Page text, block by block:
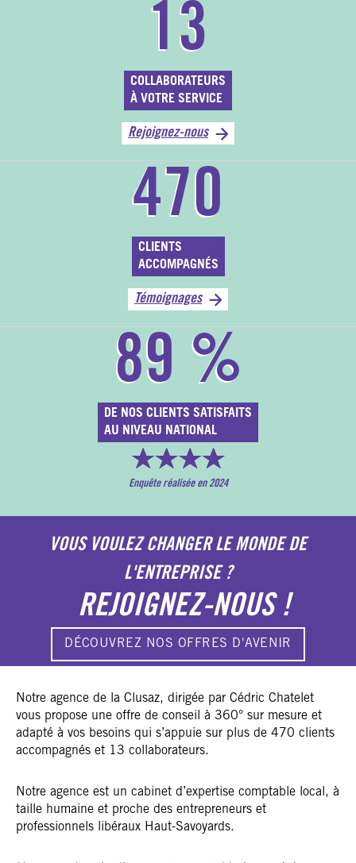
13
COLLABORATEURS
À VOTRE SERVICE
Rejoignez-nous
470
CLIENTS
ACCOMPAGNÉS
Témoignages
89 %
DE NOS CLIENTS SATISFAITS
AU NIVEAU NATIONAL
Enquête réalisée en 2024
VOUS VOULEZ CHANGER LE MONDE DE
L'ENTREPRISE ?
REJOIGNEZ-NOUS !
DÉCOUVREZ NOS OFFRES D'AVENIR
Notre agence de la Clusaz, dirigée par Cédric Chatelet
vous propose une offre de conseil à 360° sur mesure et
adapté à vos besoins qui s’appuie sur plus de 470 clients
accompagnés et 13 collaborateurs.
Notre agence est un cabinet d’expertise comptable local, à
taille humaine et proche des entrepreneurs et
professionnels libéraux Haut-Savoyards.